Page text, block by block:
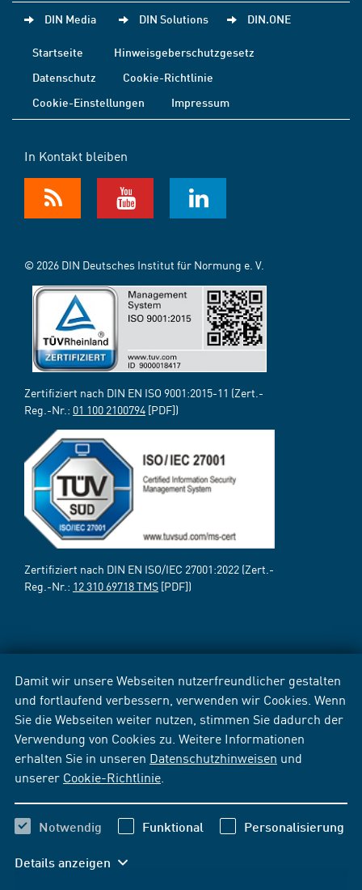
Damit wir unsere Webseiten nutzerfreundlicher gestalten
und fortlaufend verbessern, verwenden wir Cookies. Wenn
Sie die Webseiten weiter nutzen, stimmen Sie dadurch der
Verwendung von Cookies zu. Weitere Informationen
erhalten Sie in unseren Datenschutzhinweisen und
unserer Cookie-Richtlinie
Notwendig Funktional Personalisierung
Details anzeigen
DIN Media DIN Solutions DIN.ONE
Startseite
Hinweisgeberschutzgesetz
Datenschutz
Cookie-Richtlinie
Cookie-Einstellungen
Impressum
In Kontakt bleiben
© 2026 DIN Deutsches Institut für Normung e. V.
Zertifiziert nach DIN EN ISO 9001:2015-11 (Zert.-
Reg.-Nr.: 01 100 2100794 [PDF])
Zertifiziert nach DIN EN ISO/IEC 27001:2022 (Zert.-
Reg.-Nr.: 12 310 69718 TMS [PDF])